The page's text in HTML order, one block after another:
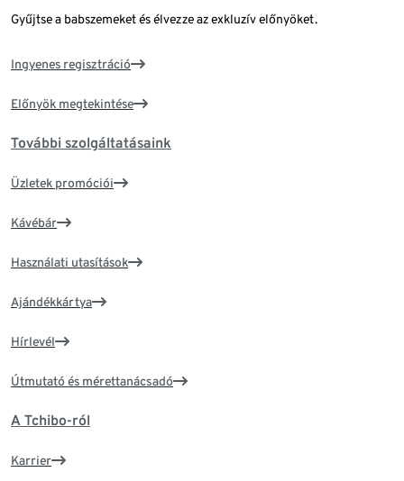
Gyűjtse a babszemeket és élvezze az exkluzív előnyöket.
Ingyenes regisztráció
Előnyök megtekintése
További szolgáltatásaink
Üzletek promóciói
Kávébár
Használati utasítások
Ajándékkártya
Hírlevél
Útmutató és mérettanácsadó
A Tchibo-ról
Karrier